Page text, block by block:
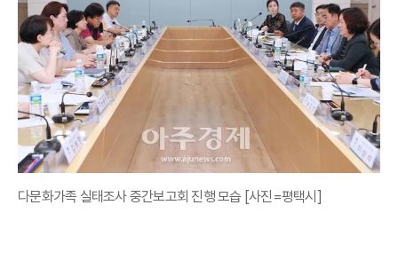
다문화가족 실태조사 중간보고회 진행 모습 [사진=평택시]